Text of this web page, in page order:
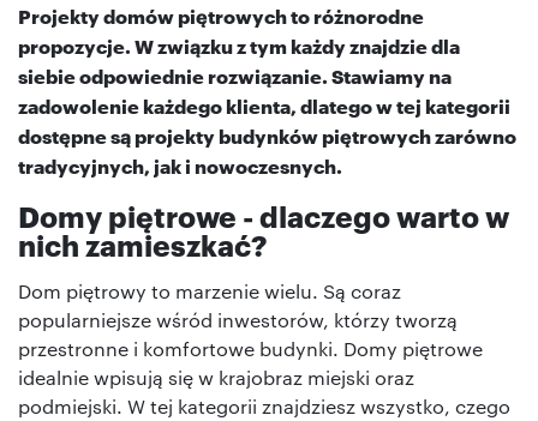
Projekty domów piętrowych to różnorodne
propozycje. W związku z tym każdy znajdzie dla
siebie odpowiednie rozwiązanie. Stawiamy na
zadowolenie każdego klienta, dlatego w tej kategorii
dostępne są projekty budynków piętrowych zarówno
tradycyjnych, jak i nowoczesnych.
Domy piętrowe - dlaczego warto w
nich zamieszkać?
Dom piętrowy to marzenie wielu. Są coraz
popularniejsze wśród inwestorów, którzy tworzą
przestronne i komfortowe budynki. Domy piętrowe
idealnie wpisują się w krajobraz miejski oraz
podmiejski. W tej kategorii znajdziesz wszystko, czego